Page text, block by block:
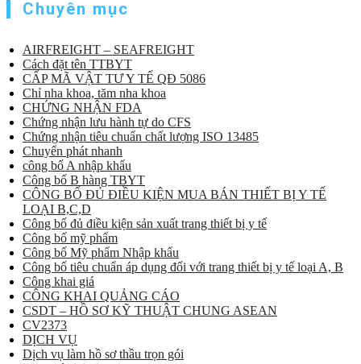
Chuyên mục
AIRFREIGHT – SEAFREIGHT
Cách đặt tên TTBYT
CẤP MÃ VẬT TƯ Y TẾ QĐ 5086
Chỉ nha khoa, tăm nha khoa
CHỨNG NHẬN FDA
Chứng nhận lưu hành tự do CFS
Chứng nhận tiêu chuẩn chất lượng ISO 13485
Chuyển phát nhanh
công bố A nhập khẩu
Công bố B hàng TBYT
CÔNG BỐ ĐỦ ĐIỀU KIỆN MUA BÁN THIẾT BỊ Y TẾ
LOẠI B,C,D
Công bố đủ điều kiện sản xuất trang thiết bị y tế
Công bố mỹ phẩm
Công bố Mỹ phẩm Nhập khẩu
Công bố tiêu chuẩn áp dụng đối với trang thiết bị y tế loại A, B
Công khai giá
CÔNG KHAI QUẢNG CÁO
CSDT – HỒ SƠ KỸ THUẬT CHUNG ASEAN
CV2373
DỊCH VỤ
Dịch vụ làm hồ sơ thầu trọn gói